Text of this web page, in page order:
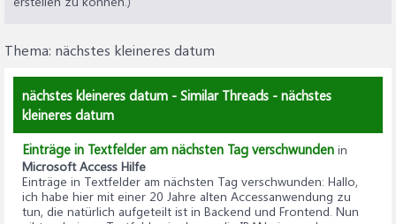
Thema: nächstes kleineres datum
nächstes kleineres datum - Similar Threads - nächstes
kleineres datum
Einträge in Textfelder am nächsten Tag verschwunden in
Microsoft Access Hilfe
Einträge in Textfelder am nächsten Tag verschwunden: Hallo,
ich habe hier mit einer 20 Jahre alten Accessanwendung zu
tun, die natürlich aufgeteilt ist in Backend und Frontend. Nun